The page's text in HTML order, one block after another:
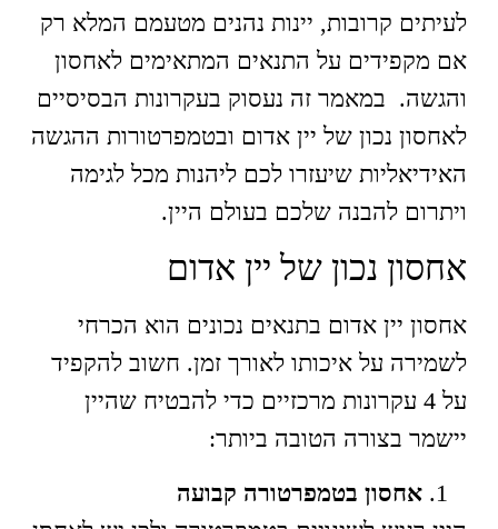
לעיתים קרובות, יינות נהנים מטעמם המלא רק
אם מקפידים על התנאים המתאימים לאחסון
והגשה. במאמר זה נעסוק בעקרונות הבסיסיים
לאחסון נכון של יין אדום ובטמפרטורות ההגשה
האידיאליות שיעזרו לכם ליהנות מכל לגימה
ויתרום להבנה שלכם בעולם היין.
אחסון נכון של יין אדום
אחסון יין אדום בתנאים נכונים הוא הכרחי
לשמירה על איכותו לאורך זמן. חשוב להקפיד
על 4 עקרונות מרכזיים כדי להבטיח שהיין
יישמר בצורה הטובה ביותר:
אחסון בטמפרטורה קבועה